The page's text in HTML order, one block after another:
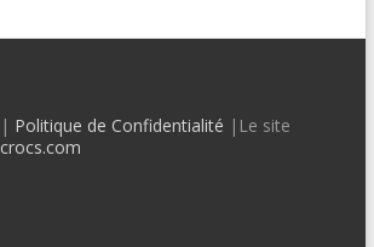
| Politique de Confidentialité |Le site